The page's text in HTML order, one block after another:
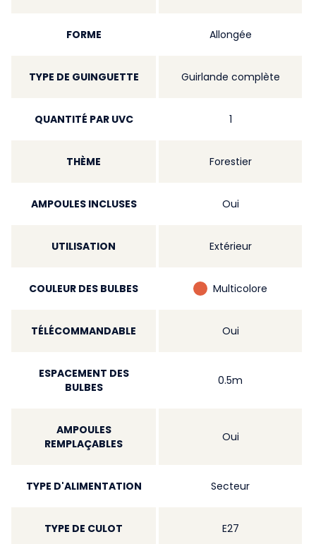
FORME Allongée
TYPE DE GUINGUETTE Guirlande complète
QUANTITÉ PAR UVC 1
THÈME Forestier
AMPOULES INCLUSES Oui
UTILISATION Extérieur
COULEUR DES BULBES Multicolore
TÉLÉCOMMANDABLE Oui
ESPACEMENT DES
BULBES
0.5m
AMPOULES
REMPLAÇABLES
Oui
TYPE D'ALIMENTATION Secteur
TYPE DE CULOT E27